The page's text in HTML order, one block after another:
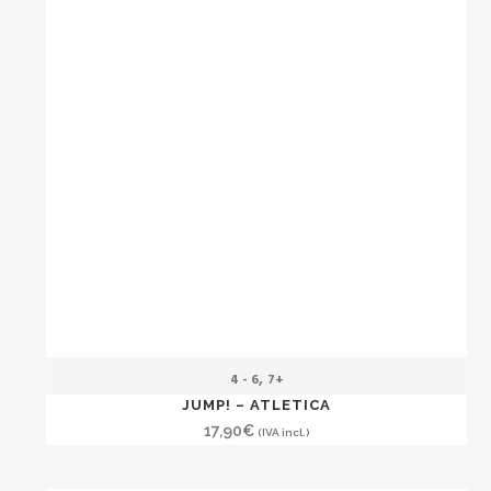
4 - 6, 7+
JUMP! – ATLETICA
17,90€ (IVA incl.)